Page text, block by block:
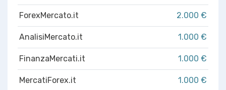
ForexMercato.it 2.000 €
AnalisiMercato.it 1.000 €
FinanzaMercati.it 1.000 €
MercatiForex.it 1.000 €